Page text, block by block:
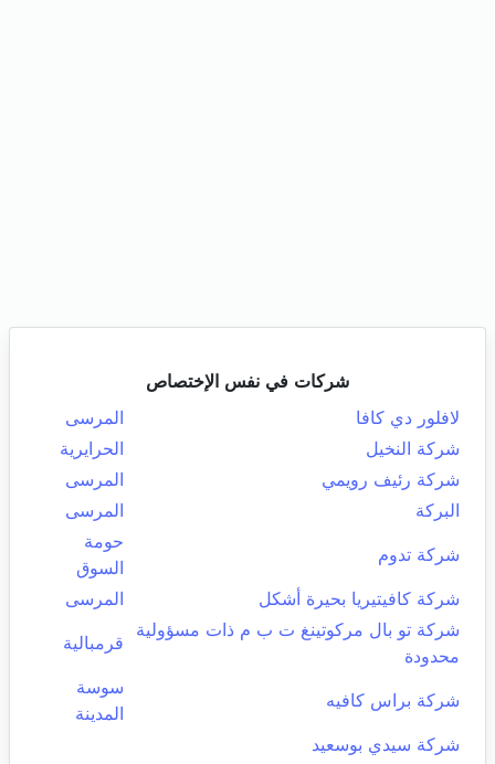
شركات في نفس الإختصاص
لافلور دي كافا
المرسى
شركة النخيل
الحرايرية
شركة رئيف رويمي
المرسى
البركة
المرسى
شركة تدوم
حومة
السوق
شركة كافيتيريا بحيرة أشكل
المرسى
شركة تو بال مركوتينغ ت ب م ذات مسؤولية
محدودة
قرمبالية
شركة براس كافيه
سوسة
المدينة
شركة سيدي بوسعيد